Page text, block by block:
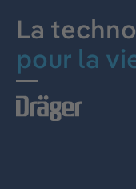
La
pour la